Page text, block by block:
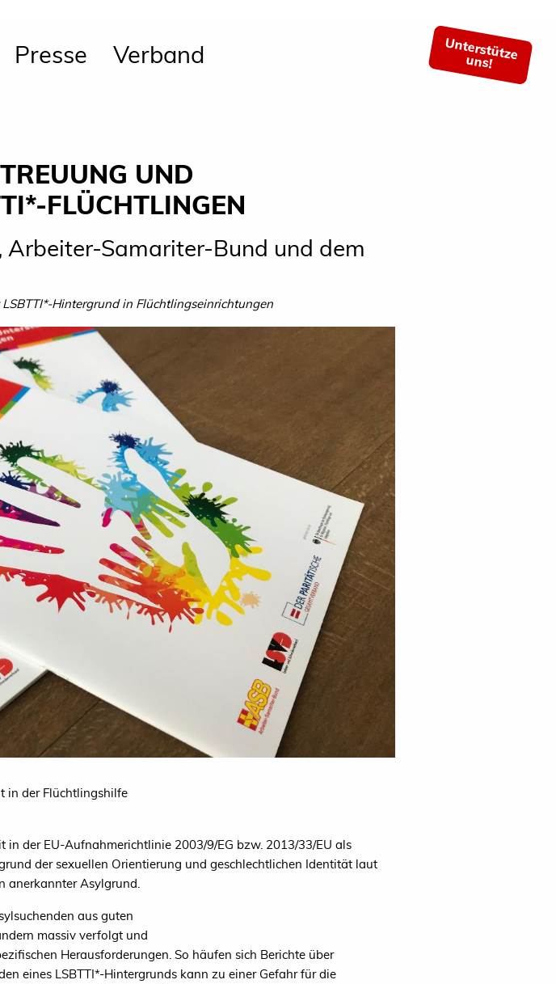
Presse Verband Unterstütze
uns!
UND
FLÜCHTLINGEN
Arbeiter-Samariter-Bund und dem
Hintergrund in Flüchtlingseinrichtungen
in der Flüchtlingshilfe
der EU-Aufnahmerichtlinie 2003/9/EG bzw. 2013/33/EU als
der sexuellen Orientierung und geschlechtlichen Identität laut
anerkannter Asylgrund.
aus guten
massiv verfolgt und
Herausforderungen. So häufen sich Berichte über
eines LSBTTI*-Hintergrunds kann zu einer Gefahr für die